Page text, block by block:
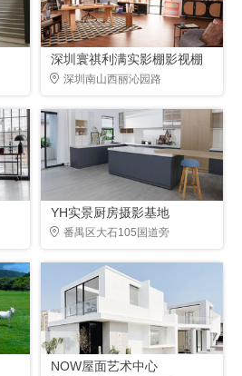
深圳寰祺利满实影棚影视棚
深圳南山西丽沁园路
YH实景厨房摄影基地
番禺区大石105国道旁
NOW屋面艺术中心